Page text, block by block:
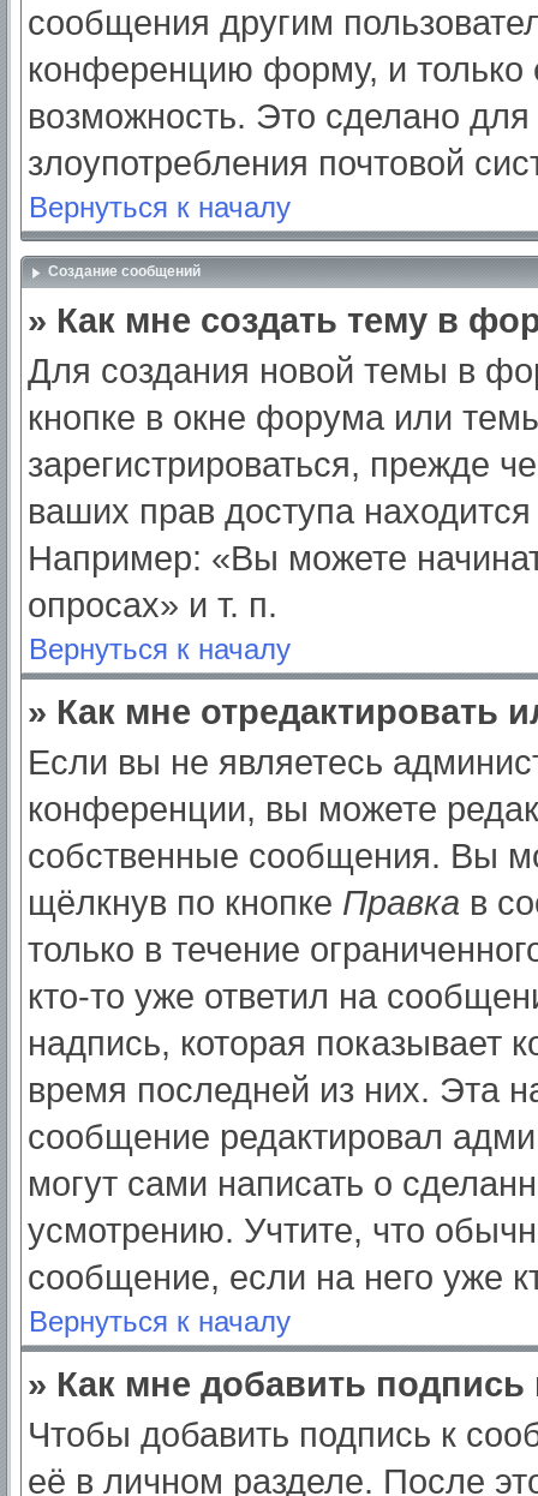
сообщения другим
конференцию форму, и только
возможность. Это сделано для
злоупотребления почтовой
Вернуться к началу
Создание сообщений
» Как мне создать тему в
Для создания новой темы в
кнопке в окне форума или
зарегистрироваться, прежде
ваших прав доступа
Например: «Вы можете
опросах» и т. п.
Вернуться к началу
» Как мне отредактировать
Если вы не являетесь
конференции, вы можете
собственные сообщения. Вы
щёлкнув по кнопке Правка в
только в течение
кто-то уже ответил на
надпись, которая показывает
время последней из них. Эта
сообщение редактировал
могут сами написать о
усмотрению. Учтите, что
сообщение, если на него уже
Вернуться к началу
» Как мне добавить
Чтобы добавить подпись к
её в личном разделе. После